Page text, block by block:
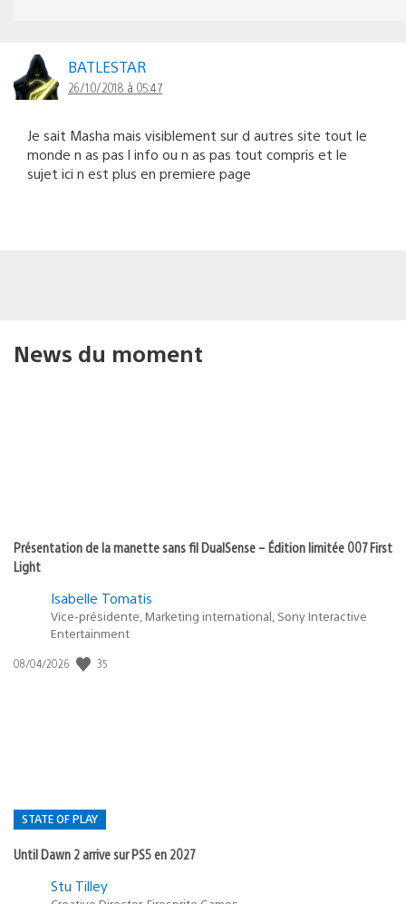
BATLESTAR
26/10/2018 à 05:47
Je sait Masha mais visiblement sur d autres site tout le
monde n as pas l info ou n as pas tout compris et le
sujet ici n est plus en premiere page
News du moment
Présentation de la manette sans fil DualSense – Édition limitée 007 First
Light
Isabelle Tomatis
Vice-présidente, Marketing international, Sony Interactive
Entertainment
Date
08/04/2026 35
STATE OF PLAY
Until Dawn 2 arrive sur PS5 en 2027
PostéeStu Tilley